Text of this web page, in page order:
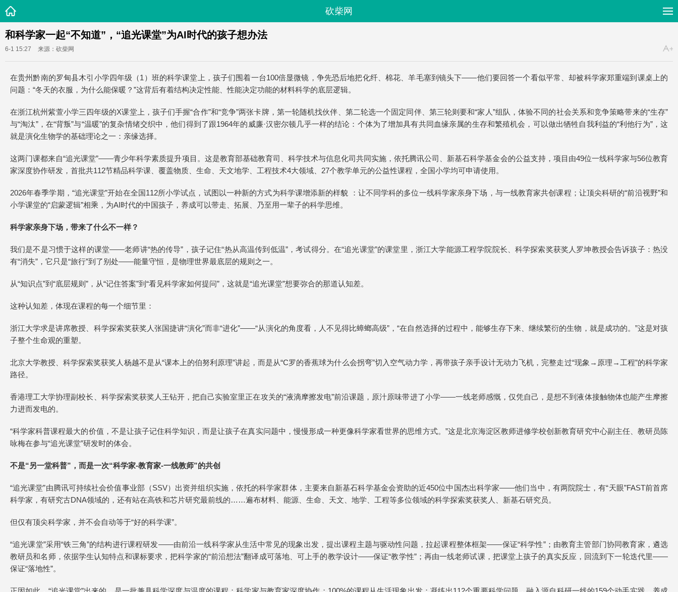
砍柴网
和科学家一起“不知道”，“追光课堂”为AI时代的孩子想办法
6-1 15:27 来源：砍柴网
在贵州黔南的罗甸县木引小学四年级（1）班的科学课堂上，孩子们围着一台100倍显微镜，争先恐后地把化纤、棉花、羊毛塞到镜头下——他们要回答一个看似平常、却被科学家郑重端到课桌上的
问题：“冬天的衣服，为什么能保暖？”这背后有着结构决定性能、性能决定功能的材料科学的底层逻辑。
在浙江杭州紫萱小学三四年级的X课堂上，孩子们手握“合作”和“竞争”两张卡牌，第一轮随机找伙伴、第二轮选一个固定同伴、第三轮则要和“家人”组队，体验不同的社会关系和竞争策略带来的“生存”
与“淘汰”，在“背叛”与“温暖”的复杂情绪交织中，他们得到了跟1964年的威廉·汉密尔顿几乎一样的结论：个体为了增加具有共同血缘亲属的生存和繁殖机会，可以做出牺牲自我利益的“利他行为”，这
就是演化生物学的基础理论之一：亲缘选择。
这两门课都来自“追光课堂”——青少年科学素质提升项目。这是教育部基础教育司、科学技术与信息化司共同实施，依托腾讯公司、新基石科学基金会的公益支持，项目由49位一线科学家与56位教育
家深度协作研发，首批共112节精品科学课、覆盖物质、生命、天文地学、工程技术4大领域、27个教学单元的公益性课程，全国小学均可申请使用。
2026年春季学期，“追光课堂”开始在全国112所小学试点，试图以一种新的方式为科学课增添新的样貌 ：让不同学科的多位一线科学家亲身下场，与一线教育家共创课程；让顶尖科研的“前沿视野”和
小学课堂的“启蒙逻辑”相乘，为AI时代的中国孩子，养成可以带走、拓展、乃至用一辈子的科学思维。
科学家亲身下场，带来了什么不一样？
我们是不是习惯于这样的课堂——老师讲“热的传导”，孩子记住“热从高温传到低温”，考试得分。在“追光课堂”的课堂里，浙江大学能源工程学院院长、科学探索奖获奖人罗坤教授会告诉孩子：热没
有“消失”，它只是“旅行”到了别处——能量守恒，是物理世界最底层的规则之一。
从“知识点”到“底层规则”，从“记住答案”到“看见科学家如何提问”，这就是“追光课堂”想要弥合的那道认知差。
这种认知差，体现在课程的每一个细节里：
浙江大学求是讲席教授、科学探索奖获奖人张国捷讲“演化”而非“进化”——“从演化的角度看，人不见得比蟑螂高级”，“在自然选择的过程中，能够生存下来、继续繁衍的生物，就是成功的。”这是对孩
子整个生命观的重塑。
北京大学教授、科学探索奖获奖人杨越不是从“课本上的伯努利原理”讲起，而是从“C罗的香蕉球为什么会拐弯”切入空气动力学，再带孩子亲手设计无动力飞机，完整走过“现象→原理→工程”的科学家
路径。
香港理工大学协理副校长、科学探索奖获奖人王钻开，把自己实验室里正在攻关的“液滴摩擦发电”前沿课题，原汁原味带进了小学——一线老师感慨，仅凭自己，是想不到液体接触物体也能产生摩擦
力进而发电的。
“科学家科普课程最大的价值，不是让孩子记住科学知识，而是让孩子在真实问题中，慢慢形成一种更像科学家看世界的思维方式。”这是北京海淀区教师进修学校创新教育研究中心副主任、教研员陈
咏梅在参与“追光课堂”研发时的体会。
不是“另一堂科普”，而是一次“科学家-教育家-一线教师”的共创
“追光课堂”由腾讯可持续社会价值事业部（SSV）出资并组织实施，依托的科学家群体，主要来自新基石科学基金会资助的近450位中国杰出科学家——他们当中，有两院院士，有“天眼”FAST前首席
科学家，有研究古DNA领域的，还有站在高铁和芯片研究最前线的……遍布材料、能源、生命、天文、地学、工程等多位领域的科学探索奖获奖人、新基石研究员。
但仅有顶尖科学家，并不会自动等于“好的科学课”。
“追光课堂”采用“铁三角”的结构进行课程研发——由前沿一线科学家从生活中常见的现象出发，提出课程主题与驱动性问题，拉起课程整体框架——保证“科学性”；由教育主管部门协同教育家，遴选
教研员和名师，依据学生认知特点和课标要求，把科学家的“前沿想法”翻译成可落地、可上手的教学设计——保证“教学性”；再由一线老师试课，把课堂上孩子的真实反应，回流到下一轮迭代里——
保证“落地性”。